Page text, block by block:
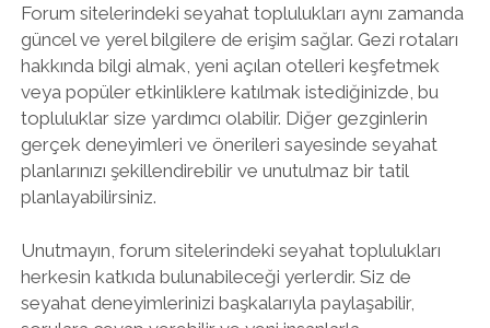
Forum sitelerindeki seyahat toplulukları aynı zamanda
güncel ve yerel bilgilere de erişim sağlar. Gezi rotaları
hakkında bilgi almak, yeni açılan otelleri keşfetmek
veya popüler etkinliklere katılmak istediğinizde, bu
topluluklar size yardımcı olabilir. Diğer gezginlerin
gerçek deneyimleri ve önerileri sayesinde seyahat
planlarınızı şekillendirebilir ve unutulmaz bir tatil
planlayabilirsiniz.
Unutmayın, forum sitelerindeki seyahat toplulukları
herkesin katkıda bulunabileceği yerlerdir. Siz de
seyahat deneyimlerinizi başkalarıyla paylaşabilir,